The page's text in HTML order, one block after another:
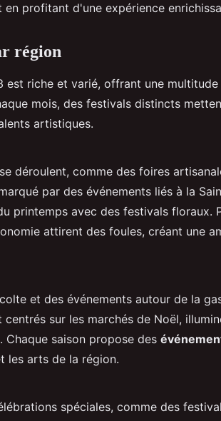
profitant d'une expérience
région
est riche et varié, offrant une multitude
mois, des festivals distincts
artistiques.
déroulent, comme des foires
par des événements liés à la
printemps avec des festivals floraux.
attirent des foules, créant une
et des événements autour de la
sur les marchés de Noël,
saison propose des
les arts de la région.
spéciales, comme des